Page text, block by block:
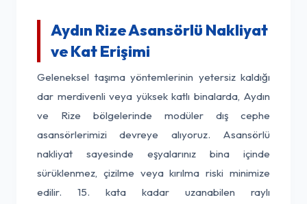
Aydın Rize Asansörlü Nakliyat
ve Kat Erişimi
Geleneksel taşıma yöntemlerinin yetersiz kaldığı
dar merdivenli veya yüksek katlı binalarda, Aydın
ve Rize bölgelerinde modüler dış cephe
asansörlerimizi devreye alıyoruz. Asansörlü
nakliyat sayesinde eşyalarınız bina içinde
sürüklenmez, çizilme veya kırılma riski minimize
edilir. 15. kata kadar uzanabilen raylı